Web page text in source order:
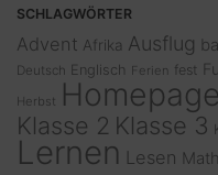
SCHLAGWÖRTER
Advent Afrika Ausflug
Deutsch Englisch Ferien fest
Herbst Homepage
Klasse 2 Klasse 3
Lernen Lesen